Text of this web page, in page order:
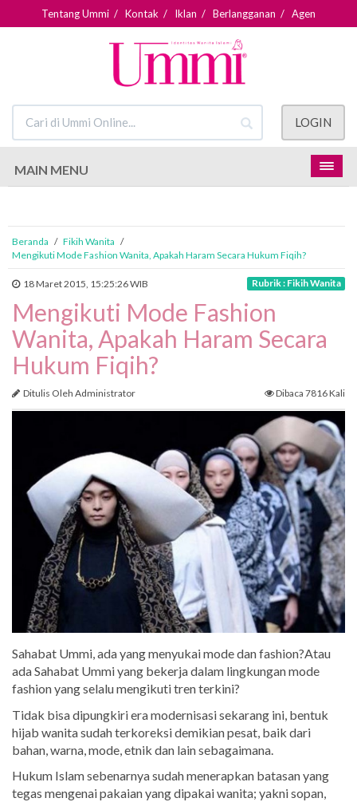
Tentang Ummi / Kontak / Iklan / Berlangganan / Agen
LOGIN
MAIN MENU
Beranda / Fikih Wanita /
Mengikuti Mode Fashion Wanita, Apakah Haram Secara Hukum Fiqih?
18 Maret 2015, 15:25:26 WIB Rubrik : Fikih Wanita
Mengikuti Mode Fashion
Wanita, Apakah Haram Secara
Hukum Fiqih?
Ditulis Oleh Administrator Dibaca 7816 Kali
Sahabat Ummi, ada yang menyukai mode dan fashion?Atau
ada Sahabat Ummi yang bekerja dalam lingkungan mode
fashion yang selalu mengikuti tren terkini?
Tidak bisa dipungkiri era modernisasi sekarang ini, bentuk
hijab wanita sudah terkoreksi demikian pesat, baik dari
bahan, warna, mode, etnik dan lain sebagaimana.
Hukum Islam sebenarnya sudah menerapkan batasan yang
tegas mengenai pakaian yang dipakai wanita; yakni sopan,